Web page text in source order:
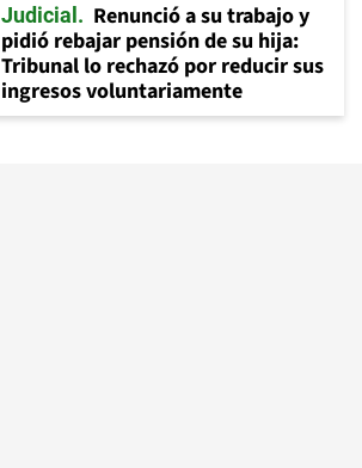
Judicial
Renunció a su trabajo y
pidió rebajar pensión de su hija:
Tribunal lo rechazó por reducir sus
ingresos voluntariamente